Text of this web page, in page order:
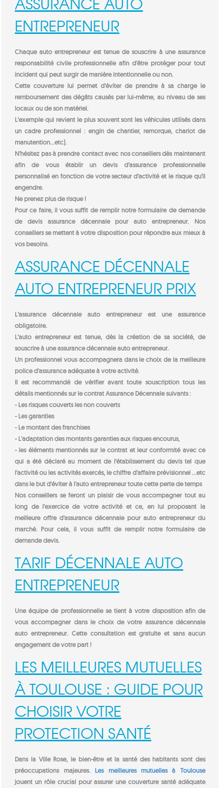
ENTREPRENEUR
Chaque auto entrepreneur est tenue de souscrire à une assurance
responsabilité civile professionnelle afin d’être protéger pour tout
incident qui peut surgir de manière intentionnelle ou non.
Cette couverture lui permet d’éviter de prendre à sa charge le
remboursement des dégâts causés par lui-même, au niveau de ses
locaux ou de son matériel.
L’exemple qui revient le plus souvent sont les véhicules utilisés dans
un cadre professionnel : engin de chantier, remorque, chariot de
manutention…etc).
N’hésitez pas à prendre contact avec nos conseillers dès maintenant
afin de vous établir un devis d’assurance professionnelle
personnalisé en fonction de votre secteur d’activité et le risque qu’il
engendre.
Ne prenez plus de risque !
Pour ce faire, il vous suffit de remplir notre formulaire de demande
de devis assurance décennale pour auto entrepreneur. Nos
conseillers se mettent à votre disposition pour répondre aux mieux à
vos besoins.
ASSURANCE DÉCENNALE
AUTO ENTREPRENEUR PRIX
L’assurance décennale auto entrepreneur est une assurance
obligatoire.
L’auto entrepreneur est tenue, dès la création de sa société, de
souscrire à une assurance décennale auto entrepreneur.
Un professionnel vous accompagnera dans le choix de la meilleure
police d’assurance adéquate à votre activité.
Il est recommandé de vérifier avant toute souscription tous les
détails mentionnés sur le contrat Assurance Décennale suivants :
- Les risques couverts les non couverts
- Les garanties
- Le montant des franchises
- L’adaptation des montants garanties aux risques encourus,
- les éléments mentionnés sur le contrat et leur conformité avec ce
qui a été déclaré au moment de l’établissement du devis tel que
l’activité ou les activités exercés, le chiffre d’affaire prévisionnel …etc
dans le but d’éviter à l’auto entrepreneur toute cette perte de temps
Nos conseillers se feront un plaisir de vous accompagner tout au
long de l’exercice de votre activité et ce, en lui proposant la
meilleure offre d’assurance décennale pour auto entrepreneur du
marché. Pour cela, il vous suffit de remplir notre formulaire de
demande devis.
TARIF DÉCENNALE AUTO
ENTREPRENEUR
Une équipe de professionnelle se tient à votre disposition afin de
vous accompagner dans le choix de votre assurance décennale
auto entrepreneur. Cette consultation est gratuite et sans aucun
engagement de votre part !
LES MEILLEURES MUTUELLES
À TOULOUSE : GUIDE POUR
CHOISIR VOTRE
PROTECTION SANTÉ
Dans la Ville Rose, le bien-être et la santé des habitants sont des
préoccupations majeures. Les meilleures mutuelles à Toulouse
jouent un rôle crucial pour assurer une couverture santé adéquate